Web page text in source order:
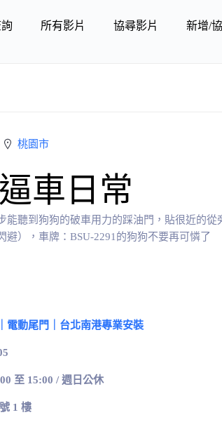
所有影片 協尋影片 新增/
桃園市
車日常
能聽到狗狗的破車用力的踩油門，貼很近的
），車牌：BSU-2291的狗狗不要再可憐了
電動尾門｜台北南港專業安裝
至 15:00 / 週日公休
號 1 樓